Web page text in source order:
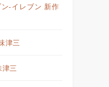
-イレブン 新作
津三
三